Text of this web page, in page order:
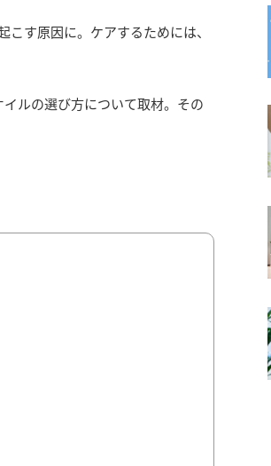
す原因に。ケアするためには、
ルの選び方について取材。その